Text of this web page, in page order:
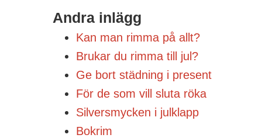
Andra inlägg
Kan man rimma på allt?
Brukar du rimma till jul?
Ge bort städning i present
För de som vill sluta röka
Silversmycken i julklapp
Bokrim